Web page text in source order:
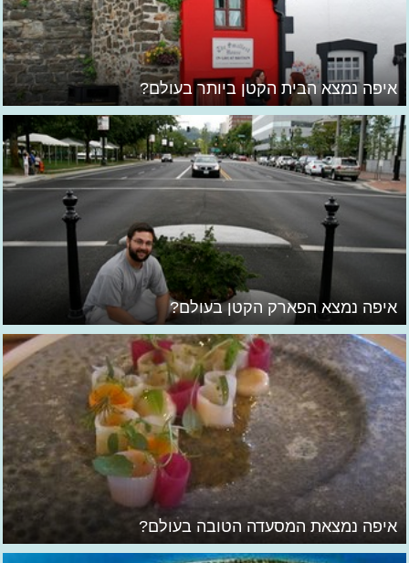
איפה נמצא הבית הקטן ביותר בעולם?
איפה נמצא הפארק הקטן בעולם?
איפה נמצאת המסעדה הטובה בעולם?